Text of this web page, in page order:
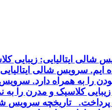
ایتالیایی: زیبایی
ایم. سرویس شالی
به همراه دارد. سرویس
کلاسیک و مدرن را به
پرداخت. تاریخچه سرویس